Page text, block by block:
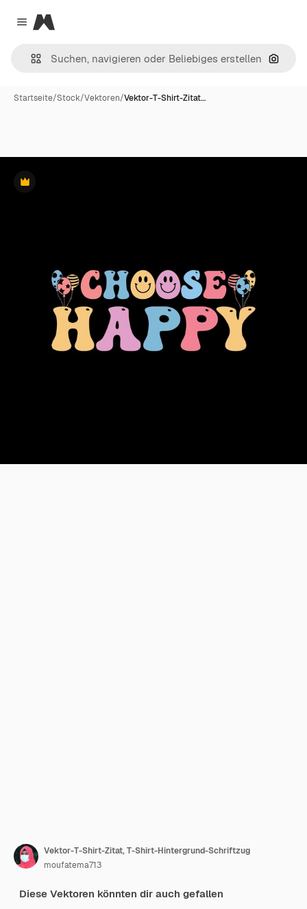
Close menu
Magnific
Nach
Startseite/Stock/Vektoren/Vektor-T-Shirt-Zitat…
Premium
Vektor-T-Shirt-Zitat, T-Shirt-Hintergrund-Schriftzug
moufatema713
Diese Vektoren könnten dir auch gefallen